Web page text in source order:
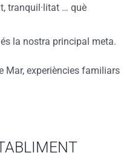
tranquil·litat … què
la nostra principal meta.
Mar, experiències familiars